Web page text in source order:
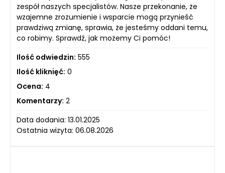
zespół naszych specjalistów. Nasze przekonanie, że
wzajemne zrozumienie i wsparcie mogą przynieść
prawdziwą zmianę, sprawia, że jesteśmy oddani temu,
co robimy. Sprawdź, jak możemy Ci pomóc!
Ilość odwiedzin: 555
Ilość kliknięć: 0
Ocena: 4
Komentarzy: 2
Data dodania: 13.01.2025
Ostatnia wizyta: 06.08.2026